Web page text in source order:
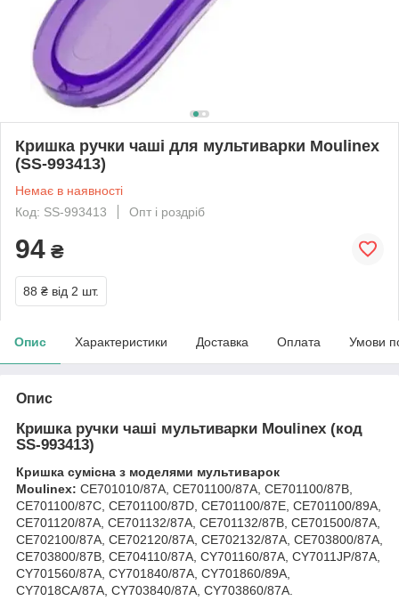
Кришка ручки чаші для мультиварки Moulinex
(SS-993413)
Немає в наявності
Код: SS-993413
Опт і роздріб
94 ₴
88 ₴ від 2 шт.
Опис Характеристики Доставка Оплата Умови
Опис
Кришка ручки чаші мультиварки Moulinex (код
SS-993413)
Кришка сумісна з моделями мультиварок
Moulinex: CE701010/87A, CE701100/87A, CE701100/87B,
CE701100/87C, CE701100/87D, CE701100/87E, CE701100/89A,
CE701120/87A, CE701132/87A, CE701132/87B, CE701500/87A,
CE702100/87A, CE702120/87A, CE702132/87A, CE703800/87A,
CE703800/87B, CE704110/87A, CY701160/87A, CY7011JP/87A,
CY701560/87A, CY701840/87A, CY701860/89A,
CY7018CA/87A, CY703840/87A, CY703860/87A.